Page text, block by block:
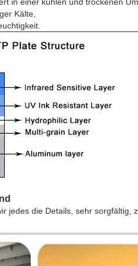
Kälte,
jedes die Details, sehr sorgfältig,